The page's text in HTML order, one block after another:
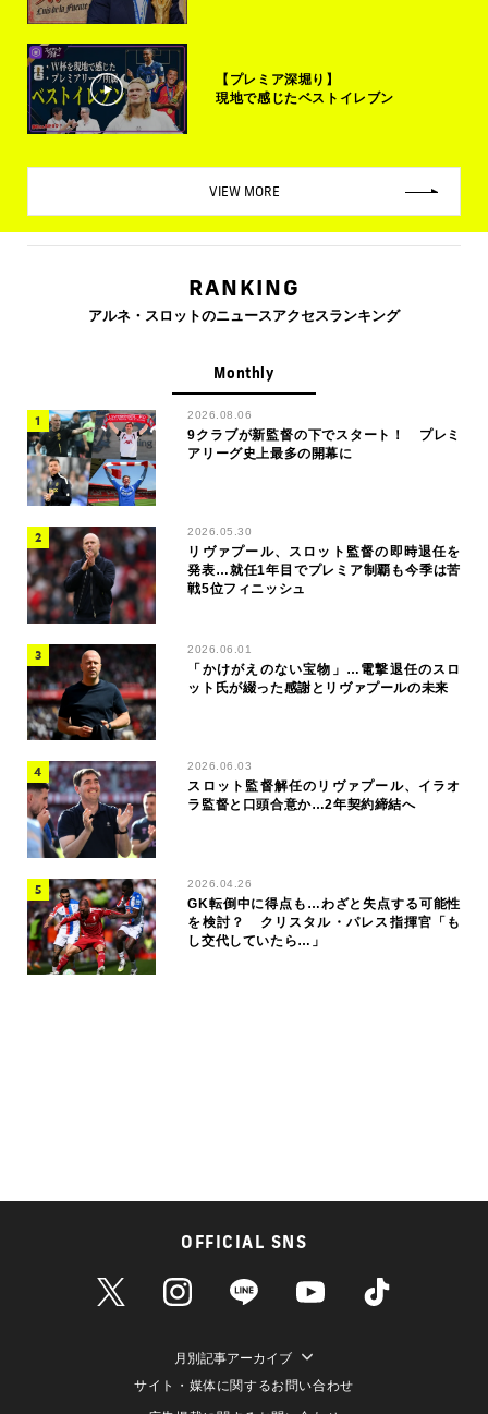
【プレミア深堀り】
現地で感じたベストイレブン
VIEW MORE
RANKING
アルネ・スロットのニュースアクセスランキング
Monthly
2026.08.06
9クラブが新監督の下でスタート！ プレミ
アリーグ史上最多の開幕に
2026.05.30
リヴァプール、スロット監督の即時退任を
発表…就任1年目でプレミア制覇も今季は苦
戦5位フィニッシュ
2026.06.01
「かけがえのない宝物」…電撃退任のスロ
ット氏が綴った感謝とリヴァプールの未来
2026.06.03
スロット監督解任のリヴァプール、イラオ
ラ監督と口頭合意か…2年契約締結へ
2026.04.26
GK転倒中に得点も…わざと失点する可能性
を検討？ クリスタル・パレス指揮官「も
し交代していたら…」
OFFICIAL SNS
月別記事アーカイブ
サイト・媒体に関するお問い合わせ